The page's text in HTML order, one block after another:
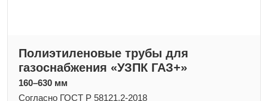
Полиэтиленовые трубы для
газоснабжения «УЗПК ГАЗ+»
160–630 мм
Согласно ГОСТ Р 58121.2-2018